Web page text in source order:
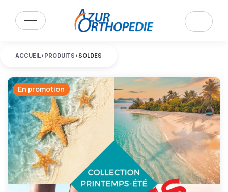
ACCUEIL>PRODUITS >SOLDES
En promotion